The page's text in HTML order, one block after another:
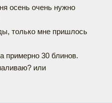
осень очень нужно
только мне пришлось
примерно 30 блинов.
или